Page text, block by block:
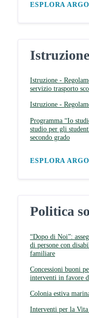
ESPLORA
Istruzione
Istruzione -
servizio trasporto
Istruzione -
Programma “Io
studio per gli
secondo grado
ESPLORA
Politica
“Dopo di Noi”:
di persone con
familiare
Concessioni buoni
interventi in favore
Colonia estiva
Interventi per la